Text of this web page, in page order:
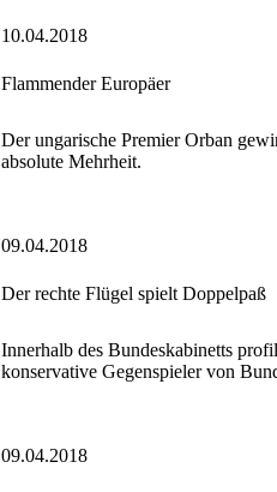
10.04.2018
Flammender Europäer
Der ungarische Premier Orban
absolute Mehrheit.
09.04.2018
Der rechte Flügel spielt Doppelpaß
Innerhalb des Bundeskabinetts
konservative Gegenspieler von
09.04.2018